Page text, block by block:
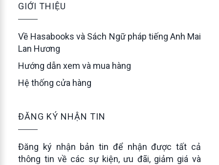
GIỚI THIỆU
Về Hasabooks và Sách Ngữ pháp tiếng Anh Mai
Lan Hương
Hướng dẫn xem và mua hàng
Hệ thống cửa hàng
ĐĂNG KÝ NHẬN TIN
Đăng ký nhận bản tin để nhận được tất cả
thông tin về các sự kiện, ưu đãi, giảm giá và